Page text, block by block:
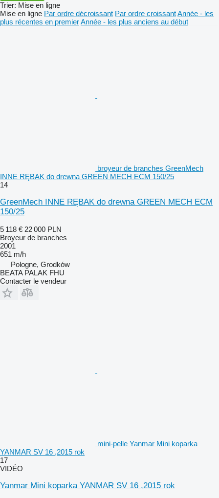
Trier: Mise en ligne
Mise en ligne Par ordre décroissant Par ordre croissantAnnée - les
plus récentes en premierAnnée - les plus anciens au début
broyeur de branches GreenMech
INNE RĘBAK do drewna GREEN MECH ECM 150/25
14
GreenMech INNE RĘBAK do drewna GREEN MECH ECM
150/25
5 118 € 22 000 PLN
Broyeur de branches
2001
651 m/h
Pologne, Grodków
BEATA PALAK FHU
Contacter le vendeur
mini-pelle Yanmar Mini koparka
YANMAR SV 16 ,2015 rok
17
VIDÉO
Yanmar Mini koparka YANMAR SV 16 ,2015 rok